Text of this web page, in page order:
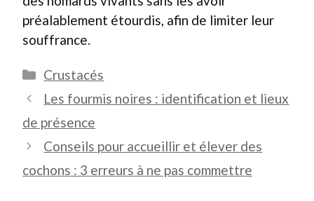
préalablement étourdis, afin de limiter leur
souffrance.
Catégories
Crustacés
Les fourmis noires : identification et lieux
de présence
Conseils pour accueillir et élever des
cochons : 3 erreurs à ne pas commettre